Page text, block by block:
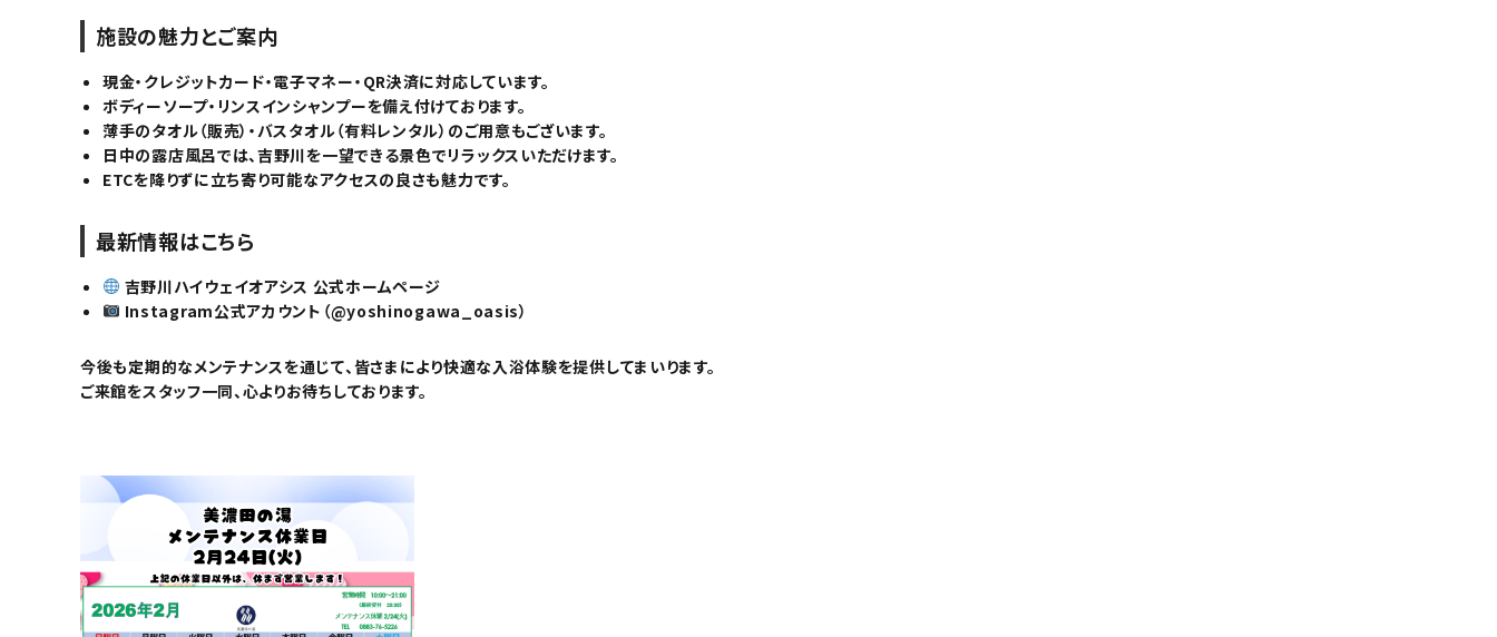
施設の魅力とご案内
現金・クレジットカード・電子マネー・QR決済に対応しています。
ボディーソープ・リンスインシャンプーを備え付けております。
薄手のタオル（販売） ・バスタオル（有料レンタル） のご用意もございます。
日中の露店風呂では、吉野川を一望できる景色でリラックスいただけます。
ETCを降りずに立ち寄り可能なアクセスの良さも魅力です。
最新情報はこちら
吉野川ハイウェイオアシス 公式ホームページ
Instagram公式アカウント（@yoshinogawa_oasis）
今後も定期的なメンテナンスを通じて、皆さまにより快適な入浴体験を提供してまいります。
ご来館をスタッフ一同、心よりお待ちしております。